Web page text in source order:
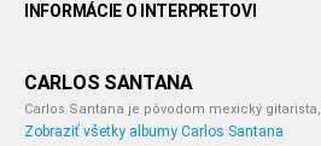
INFORMÁCIE O INTERPRETOVI
CARLOS SANTANA
Carlos Santana je pôvodom mexický
Zobraziť všetky albumy Carlos Santana